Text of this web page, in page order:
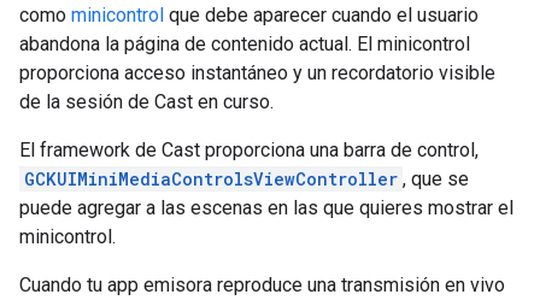
como minicontrol que debe aparecer cuando el usuario
abandona la página de contenido actual. El minicontrol
proporciona acceso instantáneo y un recordatorio visible
de la sesión de Cast en curso.
El framework de Cast proporciona una barra de control,
GCKUIMiniMediaControlsViewController , que se
puede agregar a las escenas en las que quieres mostrar el
minicontrol.
Cuando tu app emisora reproduce una transmisión en vivo